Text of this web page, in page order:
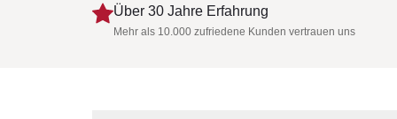
Über 30 Jahre Erfahrung
Mehr als 10.000 zufriedene Kunden vertrauen uns